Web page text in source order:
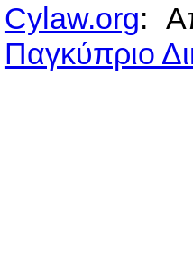
Cylaw.org:
Παγκύπριο